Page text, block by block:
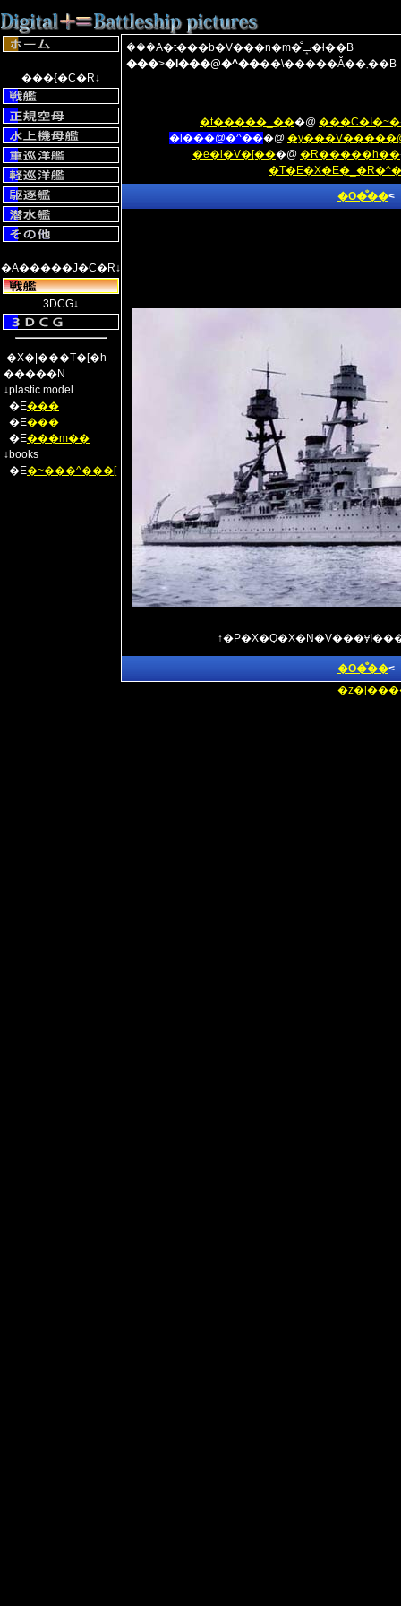
���{�C�R↓
�A�����J�C�R↓
3DCG↓
�X�|���T�[�h
�����N
↓plastic model
�E���
�E���
�E���m��
↓books
�E�~���^���[
���݁A�t���b�V���n�m�̐ݒ�ł��B
���>�l���@�^�� ��\�����Ă��܂��B
�t�����_���@
�l���@�^���@
�e�l�V�[���@ �R�����h��
�O�̐��<
�O�̐��<